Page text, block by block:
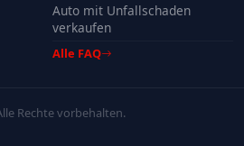
Auto mit Unfallschaden
verkaufen
Alle FAQ
Rechte vorbehalten.